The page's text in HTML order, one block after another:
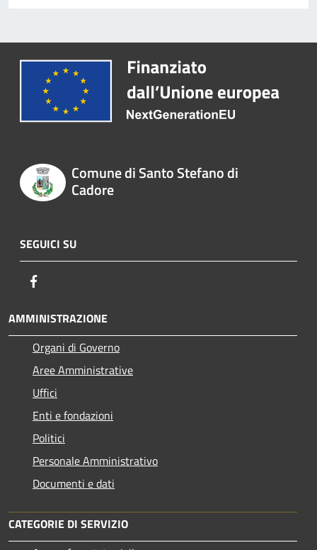
Comune di Santo Stefano di
Cadore
SEGUICI SU
AMMINISTRAZIONE
Organi di Governo
Aree Amministrative
Uffici
Enti e fondazioni
Politici
Personale Amministrativo
Documenti e dati
CATEGORIE DI SERVIZIO